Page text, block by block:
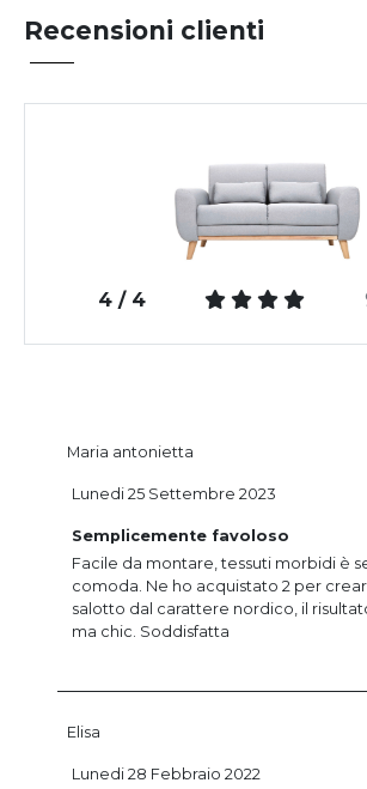
Recensioni clienti
4 / 4
Maria antonietta
Semplicemente favoloso
Facile da montare, tessuti morbidi è
comoda. Ne ho acquistato 2 per
salotto dal carattere nordico, il
ma chic. Soddisfatta
Lunedi 25 Settembre 2023
Elisa
Lunedi 28 Febbraio 2022